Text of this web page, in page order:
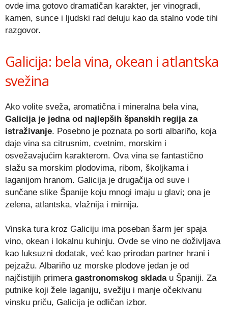
ovde ima gotovo dramatičan karakter, jer vinogradi,
kamen, sunce i ljudski rad deluju kao da stalno vode tihi
razgovor.
Galicija: bela vina, okean i atlantska
svežina
Ako volite sveža, aromatična i mineralna bela vina,
Galicija je jedna od najlepših španskih regija za
istraživanje. Posebno je poznata po sorti albariño, koja
daje vina sa citrusnim, cvetnim, morskim i
osvežavajućim karakterom. Ova vina se fantastično
slažu sa morskim plodovima, ribom, školjkama i
laganijom hranom. Galicija je drugačija od suve i
sunčane slike Španije koju mnogi imaju u glavi; ona je
zelena, atlantska, vlažnija i mirnija.
Vinska tura kroz Galiciju ima poseban šarm jer spaja
vino, okean i lokalnu kuhinju. Ovde se vino ne doživljava
kao luksuzni dodatak, već kao prirodan partner hrani i
pejzažu. Albariño uz morske plodove jedan je od
najčistijih primera gastronomskog skladau Španiji. Za
putnike koji žele laganiju, svežiju i manje očekivanu
vinsku priču, Galicija je odličan izbor.